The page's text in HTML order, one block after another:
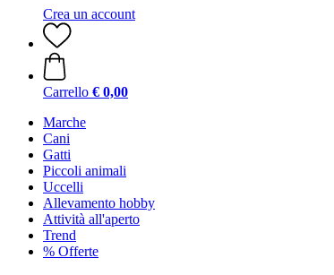
Crea un account
Carrello € 0,00
Marche
Cani
Gatti
Piccoli animali
Uccelli
Allevamento hobby
Attività all'aperto
Trend
% Offerte